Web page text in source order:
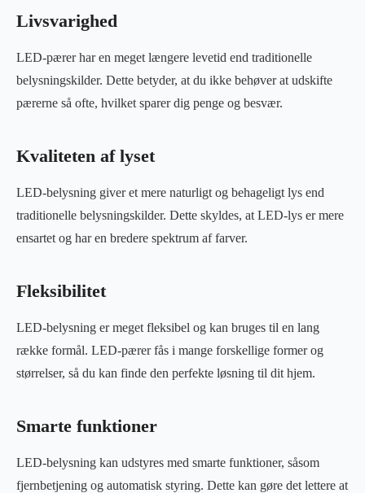
Livsvarighed
LED-pærer har en meget længere levetid end traditionelle
belysningskilder. Dette betyder, at du ikke behøver at udskifte
pærerne så ofte, hvilket sparer dig penge og besvær.
Kvaliteten af lyset
LED-belysning giver et mere naturligt og behageligt lys end
traditionelle belysningskilder. Dette skyldes, at LED-lys er mere
ensartet og har en bredere spektrum af farver.
Fleksibilitet
LED-belysning er meget fleksibel og kan bruges til en lang
række formål. LED-pærer fås i mange forskellige former og
størrelser, så du kan finde den perfekte løsning til dit hjem.
Smarte funktioner
LED-belysning kan udstyres med smarte funktioner, såsom
fjernbetjening og automatisk styring. Dette kan gøre det lettere at